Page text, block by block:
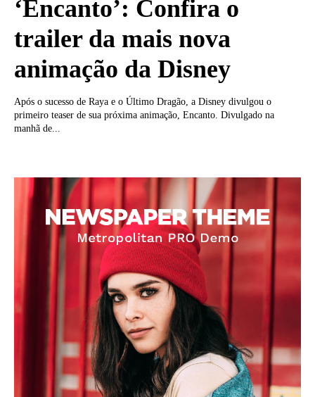
‘Encanto’: Confira o
trailer da mais nova
animação da Disney
Após o sucesso de Raya e o Último Dragão, a Disney divulgou o
primeiro teaser de sua próxima animação, Encanto. Divulgado na
manhã de...